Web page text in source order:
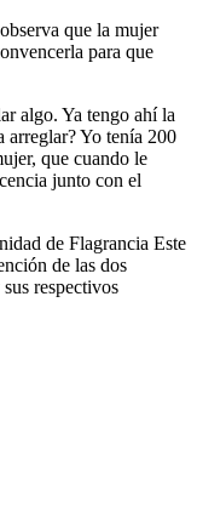
que la mujer
para que
algo. Ya tengo ahí la
arreglar? Yo tenía 200
que cuando le
junto con el
de Flagrancia Este
de las dos
respectivos